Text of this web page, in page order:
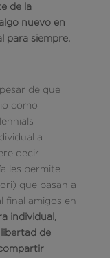
de la
nuevo en
para siempre.
de que
como
a
decir
les permite
que pasan a
final amigos en
individual,
de